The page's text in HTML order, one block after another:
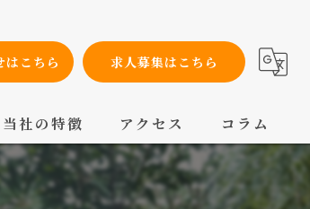
はこちら 求人募集はこちら
当社の特徴
設備工事
アクセス コラム